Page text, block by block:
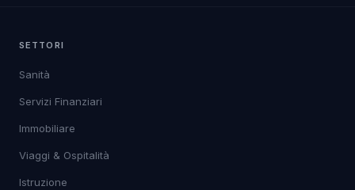
SETTORI
Sanità
Servizi Finanziari
Immobiliare
Viaggi & Ospitalità
Istruzione